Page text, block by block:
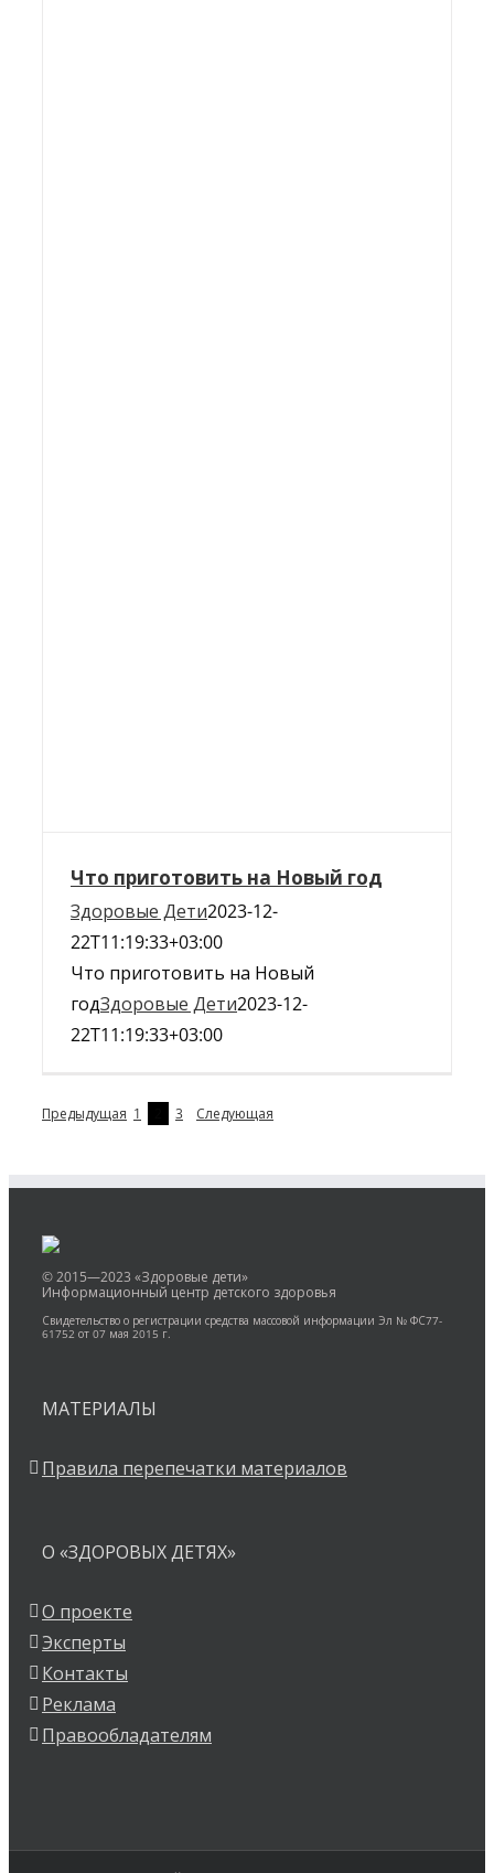
Что приготовить на Новый год
Здоровые Дети2023-12-
22T11:19:33+03:00
Что приготовить на Новый
годЗдоровые Дети2023-12-
22T11:19:33+03:00
Предыдущая 1 3 Следующая
© 2015—2023 «Здоровые дети»
Информационный центр детского здоровья
Свидетельство о регистрации средства массовой информации Эл № ФС77-
61752 от 07 мая 2015 г.
МАТЕРИАЛЫ
Правила перепечатки материалов
О «ЗДОРОВЫХ ДЕТЯХ»
О проекте
Эксперты
Контакты
Реклама
Правообладателям